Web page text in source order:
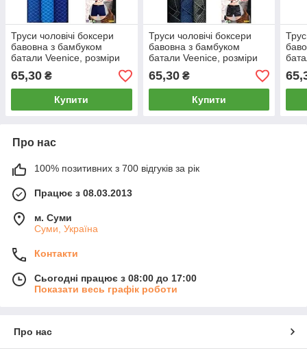
Труси чоловічі боксери
бавовна з бамбуком
батали Veenice, розміри
5XL-7XL, асорті, 6304
65,30 ₴
Купити
Труси чоловічі боксери
бавовна з бамбуком
батали Veenice, розміри
5XL-7XL, асорті, 6365
65,30₴
Купити
Про нас
100% позитивних з 700 відгуків за рік
Працює з 08.03.2013
м. Суми
Суми, Україна
Контакти
Сьогодні працює з 08:00 до 17:00
Показати весь графік роботи
Про нас